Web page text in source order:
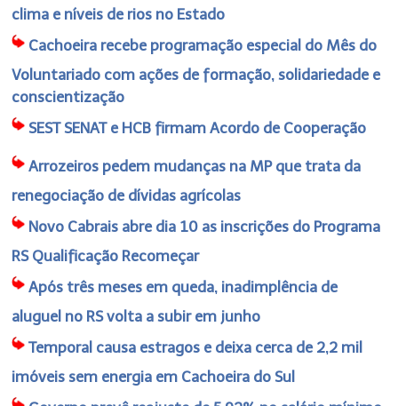
clima e níveis de rios no Estado
Cachoeira recebe programação especial do Mês do
Voluntariado com ações de formação, solidariedade e
conscientização
SEST SENAT e HCB firmam Acordo de Cooperação
Arrozeiros pedem mudanças na MP que trata da
renegociação de dívidas agrícolas
Novo Cabrais abre dia 10 as inscrições do Programa
RS Qualificação Recomeçar
Após três meses em queda, inadimplência de
aluguel no RS volta a subir em junho
Temporal causa estragos e deixa cerca de 2,2 mil
imóveis sem energia em Cachoeira do Sul